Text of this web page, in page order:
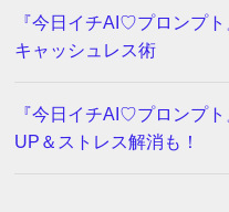
『今日イチAI♡プロンプ
キャッシュレス術
『今日イチAI♡プロンプ
UP＆ストレス解消も！